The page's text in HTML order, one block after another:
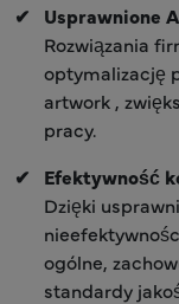
Usprawnione
Rozwiązania
optymalizację
artwork ,
pracy.
Efektywność
Dzięki
ogólne,
standardy